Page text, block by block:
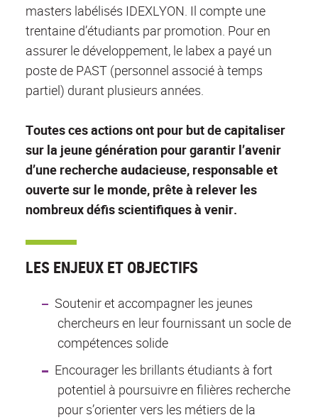
masters labélisés IDEXLYON. Il compte une
trentaine d’étudiants par promotion. Pour en
assurer le développement, le labex a payé un
poste de PAST (personnel associé à temps
partiel) durant plusieurs années.
Toutes ces actions ont pour but de capitaliser
sur la jeune génération pour garantir l’avenir
d’une recherche audacieuse, responsable et
ouverte sur le monde, prête à relever les
nombreux défis scientifiques à venir.
LES ENJEUX ET OBJECTIFS
Soutenir et accompagner les jeunes
chercheurs en leur fournissant un socle de
compétences solide
Encourager les brillants étudiants à fort
potentiel à poursuivre en filières recherche
pour s’orienter vers les métiers de la